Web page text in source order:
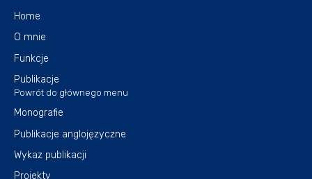
Home
O mnie
Funkcje
Publikacje
Powrót do głównego menu
Monografie
Publikacje anglojęzyczne
Wykaz publikacji
Projekty